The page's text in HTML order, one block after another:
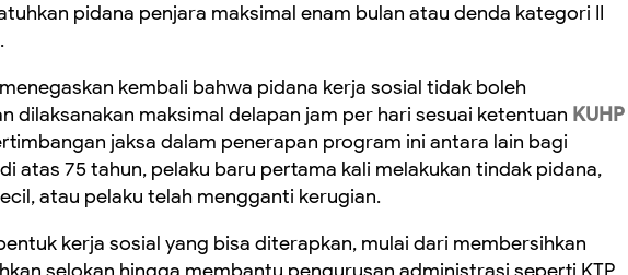
pidana penjara maksimal enam bulan atau denda kategori II
kembali bahwa pidana kerja sosial tidak boleh
dilaksanakan maksimal delapan jam per hari sesuai ketentuan KUHP
jaksa dalam penerapan program ini antara lain bagi
atas 75 tahun, pelaku baru pertama kali melakukan tindak pidana,
atau pelaku telah mengganti kerugian.
kerja sosial yang bisa diterapkan, mulai dari membersihkan